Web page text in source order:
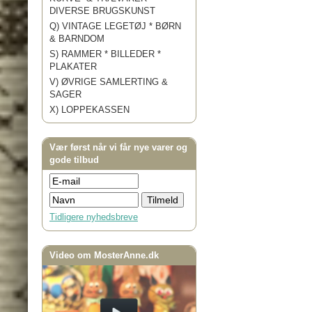
DIVERSE BRUGSKUNST
Q) VINTAGE LEGETØJ * BØRN
& BARNDOM
S) RAMMER * BILLEDER *
PLAKATER
V) ØVRIGE SAMLERTING &
SAGER
X) LOPPEKASSEN
Vær først når vi får nye varer og
gode tilbud
Tidligere nyhedsbreve
Video om MosterAnne.dk